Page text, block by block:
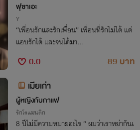
ฟุซาเอะ
Y
“เพื่อนรักและรักเพื่อน” เพื่อนที่รักไม่ได้ แต่
แอบรักได้ และจนได้มา…
0.0
89 บาท
เมียเก่า
ผู้หญิงกับกาแฟ
รักโรแมนติก
8 ปีไม่มีความหมายอะไร “ ผมว่าเราหย่ากันเ